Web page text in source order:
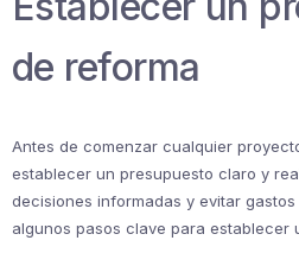
de reforma
Antes de comenzar cualquier
establecer un presupuesto claro y
decisiones informadas y evitar
algunos pasos clave para establecer